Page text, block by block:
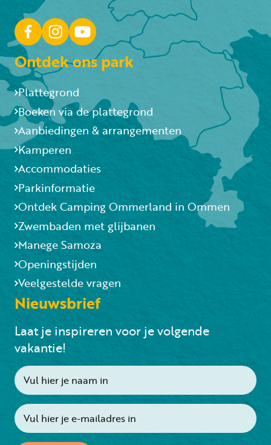
Ontdek ons park
Plattegrond
Boeken via de plattegrond
Aanbiedingen & arrangementen
Kamperen
Accommodaties
Parkinformatie
Ontdek Camping Ommerland in Ommen
Zwembaden met glijbanen
Manege Samoza
Openingstijden
Veelgestelde vragen
Nieuwsbrief
Laat je inspireren voor je volgende
vakantie!